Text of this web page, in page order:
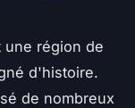
une région de
d'histoire.
de nombreux